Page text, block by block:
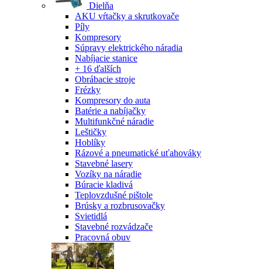
Dielňa
AKU vŕtačky a skrutkovače
Píly
Kompresory
Súpravy elektrického náradia
Nabíjacie stanice
+ 16 ďalších
Obrábacie stroje
Frézky
Kompresory do auta
Batérie a nabíjačky
Multifunkčné náradie
Leštičky
Hoblíky
Rázové a pneumatické uťahováky
Stavebné lasery
Vozíky na náradie
Búracie kladivá
Teplovzdušné pištole
Brúsky a rozbrusovačky
Svietidlá
Stavebné rozvádzače
Pracovná obuv